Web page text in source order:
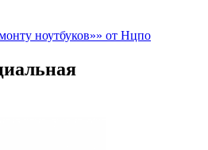
ноутбуков»» от Нцпо